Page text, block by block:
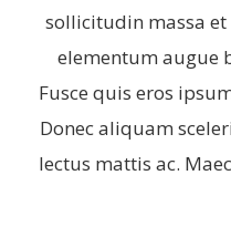
sollicitudin massa
elementum augue
Fusce quis eros
Donec aliquam
lectus mattis ac.